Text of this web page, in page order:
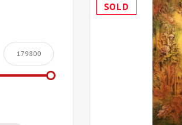
SOLD